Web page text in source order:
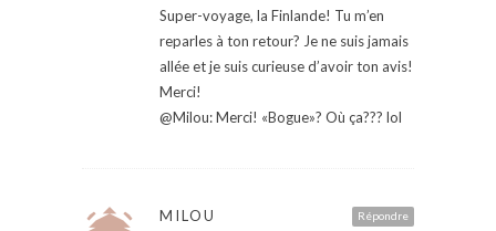
Super-voyage, la Finlande! Tu m’en
reparles à ton retour? Je ne suis jamais
allée et je suis curieuse d’avoir ton avis!
Merci!
@Milou: Merci! «Bogue»? Où ça??? lol
Répondre
MILOU